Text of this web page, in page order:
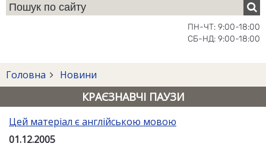
ПН-ЧТ: 9:00-18:00
СБ-НД: 9:00-18:00
Головна Новини
КРАЄЗНАВЧІ ПАУЗИ
Цей матеріал є англійською мовою
01.12.2005